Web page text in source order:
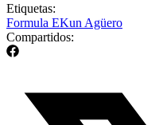
Etiquetas:
Formula EKun Agüero
Compartidos: